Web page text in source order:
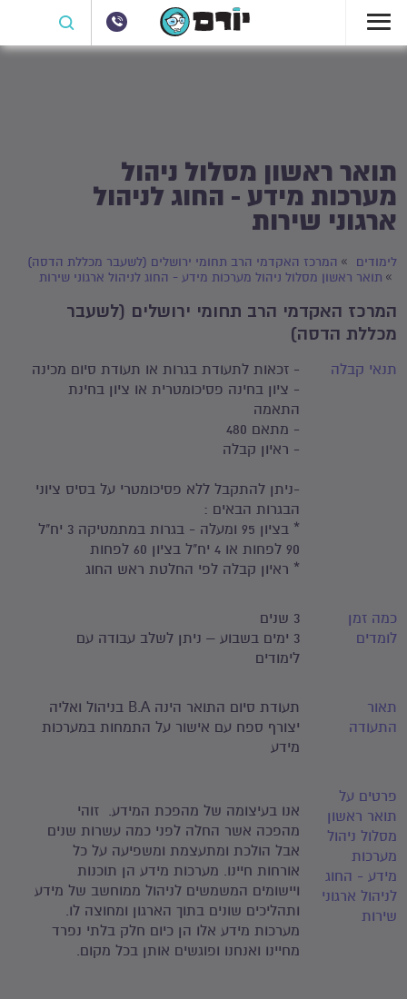
תואר ראשון מסלול ניהול
מערכות מידע - החוג לניהול
ארגוני שירות
לימודים
המרכז האקדמי הרב תחומי ירושלים (לשעבר מכללת הדסה)
תואר ראשון מסלול ניהול מערכות מידע - החוג לניהול ארגוני שירות
המרכז האקדמי הרב תחומי ירושלים (לשעבר
מכללת הדסה)
תנאי קבלה
- זכאות לתעודת בגרות או תעודת סיום מכינה
- ציון בחינה פסיכומטרית או ציון בחינת
התאמה
- מתאם 480
- ראיון קבלה
-ניתן להתקבל ללא פסיכומטרי על בסיס ציוני
הבגרות הבאים :
* בציון 95 ומעלה - בגרות במתמטיקה 3 יח"ל
90 לפחות או 4 יח"ל בציון 60 לפחות
* ראיון קבלה לפי החלטת ראש החוג
כמה זמן
לומדים
3 שנים
3 ימים בשבוע – ניתן לשלב עבודה עם
לימודים
תאור
התעודה
תעודת סיום התואר הינה B.A בניהול ואליה
יצורף ספח עם אישור על התמחות במערכות
מידע
פרטים על
תואר ראשון
מסלול ניהול
מערכות
מידע - החוג
לניהול ארגוני
שירות
אנו בעיצומה של מהפכת המידע. זוהי
מהפכה אשר החלה לפני כמה עשרות שנים
אבל הולכת ומתעצמת ומשפיעה על כל
אורחות חיינו. מערכות מידע הן תוכנות
ויישומים המשמשים לניהול ממוחשב של מידע
ותהליכים שונים בתוך הארגון ומחוצה לו.
מערכות מידע אלו הן כיום חלק בלתי נפרד
מחיינו ואנחנו ופוגשים אותן בכל מקום.